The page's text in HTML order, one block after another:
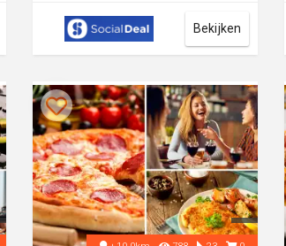
vooraf en ki...
Bekijken